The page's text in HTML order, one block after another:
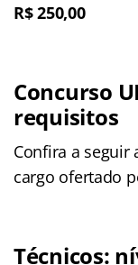
R$ 250,00
Concurso
requisitos
Confira a seguir
cargo ofertado
Técnicos: